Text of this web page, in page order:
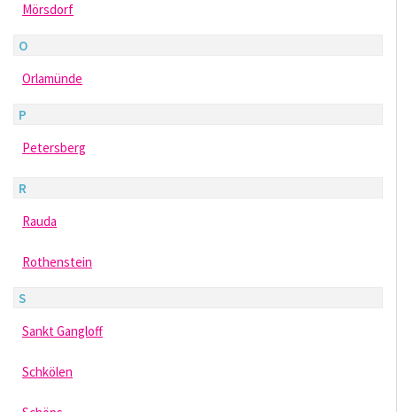
Mörsdorf
O
Orlamünde
P
Petersberg
R
Rauda
Rothenstein
S
Sankt Gangloff
Schkölen